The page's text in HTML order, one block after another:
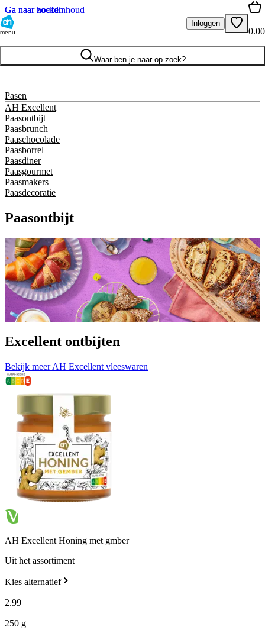
Ga naar hoofdinhoud
Ga naar zoeken
menu
Inloggen
0.00
Waar ben je naar op zoek?
Pasen
AH Excellent
Paasontbijt
Paasbrunch
Paaschocolade
Paasborrel
Paasdiner
Paasgourmet
Paasmakers
Paasdecoratie
Paasontbijt
Excellent ontbijten
Bekijk meer AH Excellent vleeswaren
AH Excellent Honing met gmber
Uit het assortiment
Kies alternatief
2.99
250 g